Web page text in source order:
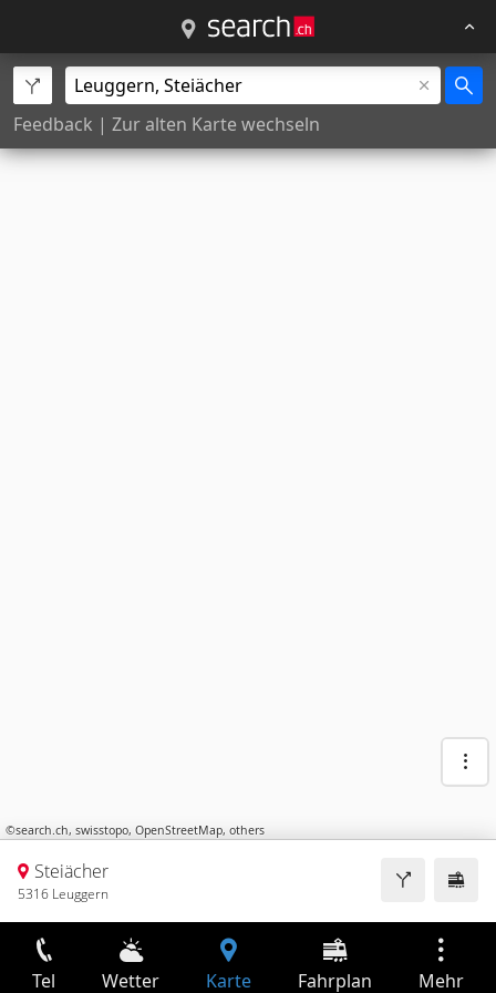
Feedback | Zur alten Karte wechseln
©search.ch, swisstopo, OpenStreetMap, others
Steiächer
5316 Leuggern
Tel Wetter Karte Fahrplan Mehr